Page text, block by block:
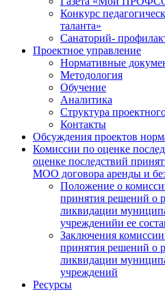
Конкурс
таланта»
Санаторий-
Проектное управление
Нормативные
Методология
Обучение
Аналитика
Структура
Контакты
Обсуждения проектов
Комиссии по оценке
оценке последствий
МОО договора аренды и
Положение о
принятия решений о
ликвидации
учрежденийи ее
Заключения
принятия решений о
ликвидации
учреждений
Ресурсы